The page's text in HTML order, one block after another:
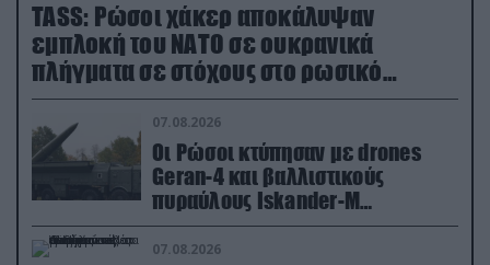
TASS: Ρώσοι χάκερ αποκάλυψαν
εμπλοκή του ΝΑΤΟ σε ουκρανικά
πλήγματα σε στόχους στο ρωσικό
έδαφος!
07.08.2026
Οι Ρώσοι κτύπησαν με drones
Geran-4 και βαλλιστικούς
πυραύλους Iskander-M
ουκρανικό τρένο με στρατιωτικό
εξοπλισμό
07.08.2026